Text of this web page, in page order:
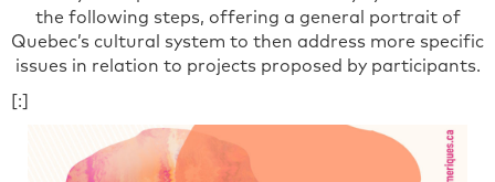
the following steps, offering a general portrait of
Quebec’s cultural system to then address more specific
issues in relation to projects proposed by participants.
[:]